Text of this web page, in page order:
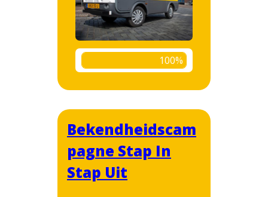
100%
Bekendheidscam
pagne Stap In
Stap Uit